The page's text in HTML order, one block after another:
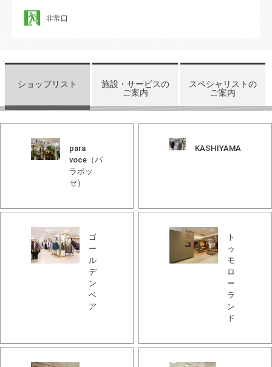
非常口
ショップリスト
施設・サービスの
ご案内
スペシャリストの
ご案内
para
voce（パ
ラボッ
セ）
KASHIYAMA
ゴ
ー
ル
デ
ン
ベ
ア
ト
ゥ
モ
ロ
ー
ラ
ン
ド